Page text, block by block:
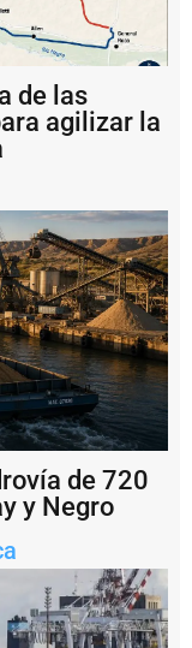
de las
agilizar la
de 720
y Negro